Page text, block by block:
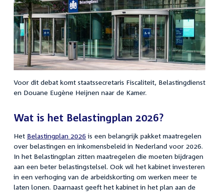
Voor dit debat komt staatssecretaris Fiscaliteit, Belastingdienst
en Douane Eugène Heijnen naar de Kamer.
Wat is het Belastingplan 2026?
Het Belastingplan 2026 is een belangrijk pakket maatregelen
over belastingen en inkomensbeleid in Nederland voor 2026.
In het Belastingplan zitten maatregelen die moeten bijdragen
aan een beter belastingstelsel. Ook wil het kabinet investeren
in een verhoging van de arbeidskorting om werken meer te
laten lonen. Daarnaast geeft het kabinet in het plan aan de